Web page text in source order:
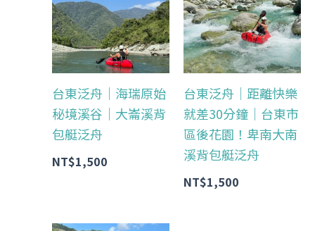
台東泛舟｜海瑞原始
秘境溪谷｜大崙溪背
包艇泛舟
NT$1,500
台東泛舟｜距離快樂
就差30分鐘｜台東市
區後花園！卑南大南
溪背包艇泛舟
NT$1,500